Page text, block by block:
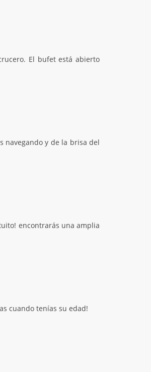
El bufet está abierto
navegando y de la brisa del
encontrarás una amplia
cuando tenías su edad!